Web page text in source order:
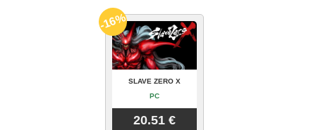
SLAVE ZERO X
PC
20.51 €
-16%